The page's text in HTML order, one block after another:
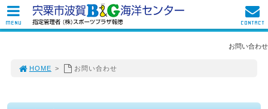
お問い合わせ
HOME > お問い合わせ
MENU CONTACT